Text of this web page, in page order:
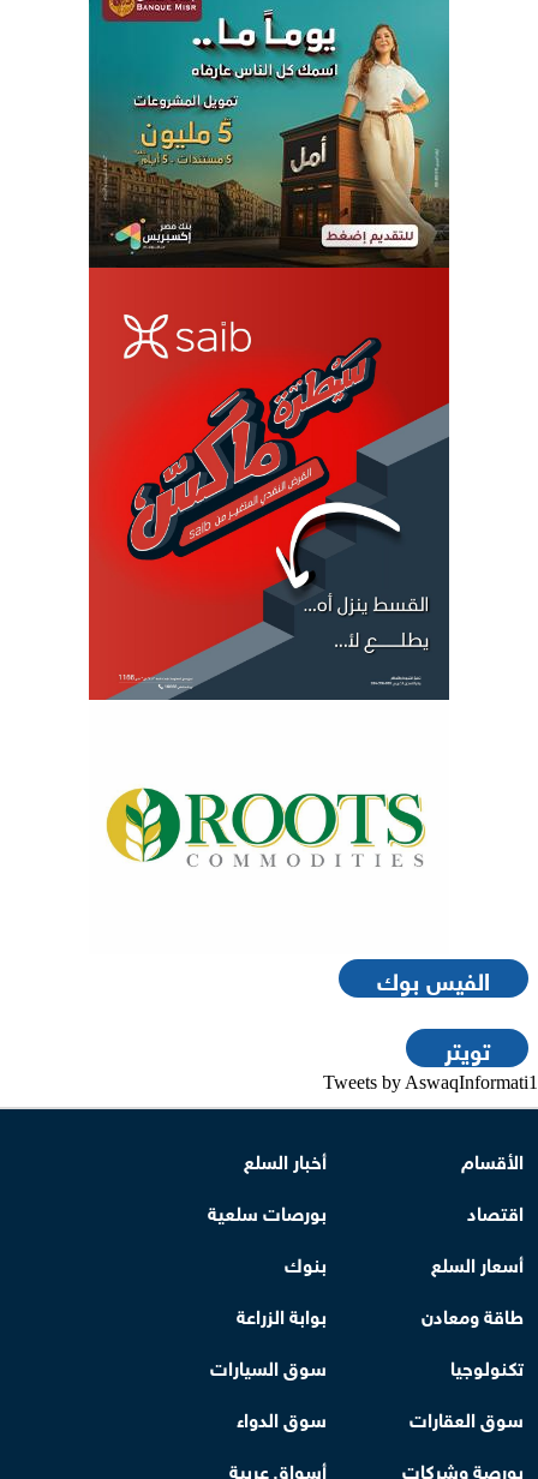
الفيس بوك
تويتر
Tweets by AswaqInformati1
الأقسام
أخبار السلع
اقتصاد
بورصات سلعية
أسعار السلع
بنوك
طاقة ومعادن
بوابة الزراعة
تكنولوجيا
سوق السيارات
سوق العقارات
سوق الدواء
بورصة وشركات
أسواق عربية